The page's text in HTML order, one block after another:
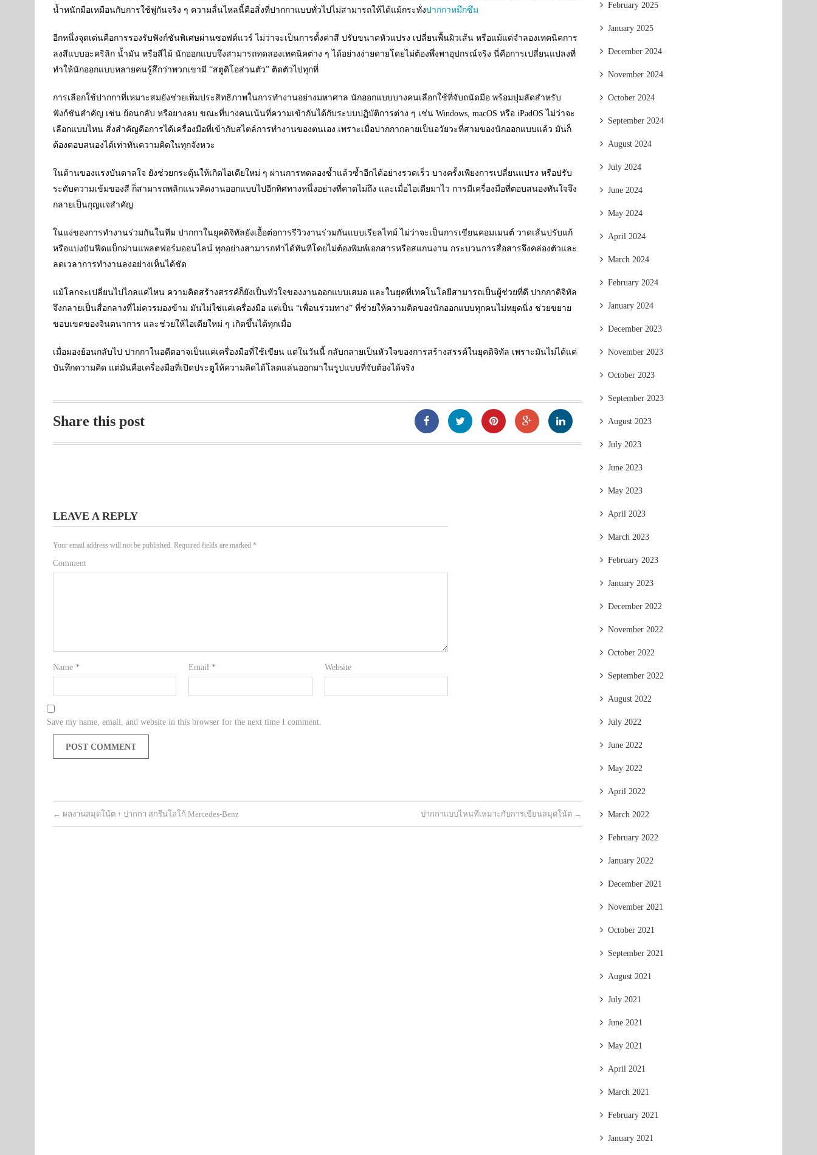
น้ำหนักมือเหมือนกับการใช้พู่กันจริง ๆ ความลื่นไหลนี้คือสิ่งที่ปากกาแบบทั่วไปไม่สามารถให้ได้แม้กระทั่งปากกาหมึกซึม
อีกหนึ่งจุดเด่นคือการรองรับฟังก์ชันพิเศษผ่านซอฟต์แวร์ ไม่ว่าจะเป็นการตั้งค่าสี ปรับขนาดหัวแปรง เปลี่ยนพื้นผิวเส้น หรือแม้แต่จำลองเทคนิคการ
ลงสีแบบอะคริลิก น้ำมัน หรือสีไม้ นักออกแบบจึงสามารถทดลองเทคนิคต่าง ๆ ได้อย่างง่ายดายโดยไม่ต้องพึ่งพาอุปกรณ์จริง นี่คือการเปลี่ยนแปลงที่
ทำให้นักออกแบบหลายคนรู้สึกว่าพวกเขามี “สตูดิโอส่วนตัว” ติดตัวไปทุกที่
การเลือกใช้ปากกาที่เหมาะสมยังช่วยเพิ่มประสิทธิภาพในการทำงานอย่างมหาศาล นักออกแบบบางคนเลือกใช้ที่จับถนัดมือ พร้อมปุ่มลัดสำหรับ
ฟังก์ชันสำคัญ เช่น ย้อนกลับ หรือยางลบ ขณะที่บางคนเน้นที่ความเข้ากันได้กับระบบปฏิบัติการต่าง ๆ เช่น Windows, macOS หรือ iPadOS ไม่ว่าจะ
เลือกแบบไหน สิ่งสำคัญคือการได้เครื่องมือที่เข้ากับสไตล์การทำงานของตนเอง เพราะเมื่อปากกากลายเป็นอวัยวะที่สามของนักออกแบบแล้ว มันก็
ต้องตอบสนองได้เท่าทันความคิดในทุกจังหวะ
ในด้านของแรงบันดาลใจ ยังช่วยกระตุ้นให้เกิดไอเดียใหม่ ๆ ผ่านการทดลองซ้ำแล้วซ้ำอีกได้อย่างรวดเร็ว บางครั้งเพียงการเปลี่ยนแปรง หรือปรับ
ระดับความเข้มของสี ก็สามารถพลิกแนวคิดงานออกแบบไปอีกทิศทางหนึ่งอย่างที่คาดไม่ถึง และเมื่อไอเดียมาไว การมีเครื่องมือที่ตอบสนองทันใจจึง
กลายเป็นกุญแจสำคัญ
ในแง่ของการทำงานร่วมกันในทีม ปากกาในยุคดิจิทัลยังเอื้อต่อการรีวิวงานร่วมกันแบบเรียลไทม์ ไม่ว่าจะเป็นการเขียนคอมเมนต์ วาดเส้นปรับแก้
หรือแบ่งปันฟีดแบ็กผ่านแพลตฟอร์มออนไลน์ ทุกอย่างสามารถทำได้ทันทีโดยไม่ต้องพิมพ์เอกสารหรือสแกนงาน กระบวนการสื่อสารจึงคล่องตัวและ
ลดเวลาการทำงานลงอย่างเห็นได้ชัด
แม้โลกจะเปลี่ยนไปไกลแค่ไหน ความคิดสร้างสรรค์ก็ยังเป็นหัวใจของงานออกแบบเสมอ และในยุคที่เทคโนโลยีสามารถเป็นผู้ช่วยที่ดี ปากกาดิจิทัล
จึงกลายเป็นสื่อกลางที่ไม่ควรมองข้าม มันไม่ใช่แค่เครื่องมือ แต่เป็น “เพื่อนร่วมทาง” ที่ช่วยให้ความคิดของนักออกแบบทุกคนไม่หยุดนิ่ง ช่วยขยาย
ขอบเขตของจินตนาการ และช่วยให้ไอเดียใหม่ ๆ เกิดขึ้นได้ทุกเมื่อ
เมื่อมองย้อนกลับไป ปากกาในอดีตอาจเป็นแค่เครื่องมือที่ใช้เขียน แต่ในวันนี้ กลับกลายเป็นหัวใจของการสร้างสรรค์ในยุคดิจิทัล เพราะมันไม่ได้แค่
บันทึกความคิด แต่มันคือเครื่องมือที่เปิดประตูให้ความคิดได้โลดแล่นออกมาในรูปแบบที่จับต้องได้จริง
Share this post
LEAVE A REPLY
Your email address will not be published. Required fields are marked *
Comment
Name * Email * Website
Save my name, email, and website in this browser for the next time I comment.
← ผลงานสมุดโน้ต + ปากกา สกรีนโลโก้ Mercedes-Benz ปากกาแบบไหนที่เหมาะกับการเขียนสมุดโน้ต →
February 2025
January 2025
December 2024
November 2024
October 2024
September 2024
August 2024
July 2024
June 2024
May 2024
April 2024
March 2024
February 2024
January 2024
December 2023
November 2023
October 2023
September 2023
August 2023
July 2023
June 2023
May 2023
April 2023
March 2023
February 2023
January 2023
December 2022
November 2022
October 2022
September 2022
August 2022
July 2022
June 2022
May 2022
April 2022
March 2022
February 2022
January 2022
December 2021
November 2021
October 2021
September 2021
August 2021
July 2021
June 2021
May 2021
April 2021
March 2021
February 2021
January 2021